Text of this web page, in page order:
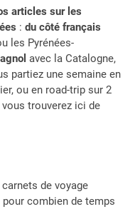
articles sur les
: du côté français
les Pyrénées-
avec la Catalogne,
partiez une semaine en
ou en road-trip sur 2
trouverez ici de
de voyage
combien de temps